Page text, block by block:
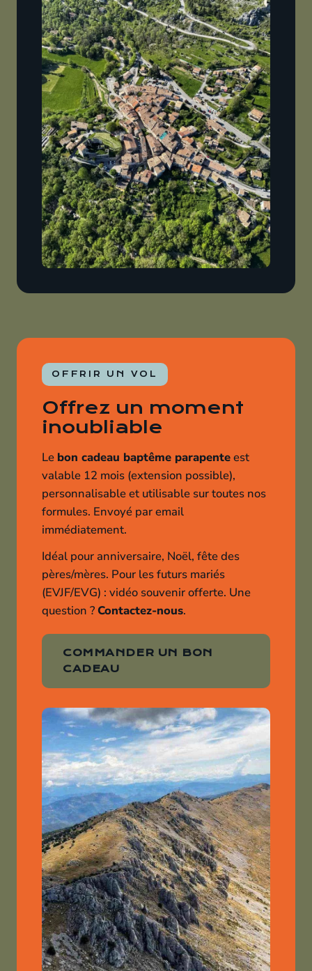
OFFRIR UN VOL
Offrez un moment
inoubliable
Le bon cadeau baptême parapenteest
valable 12 mois (extension possible),
personnalisable et utilisable sur toutes nos
formules. Envoyé par email
immédiatement.
Idéal pour anniversaire, Noël, fête des
pères/mères. Pour les futurs mariés
(EVJF/EVG) : vidéo souvenir offerte. Une
question ?Contactez-nous.
COMMANDER UN BON
CADEAU